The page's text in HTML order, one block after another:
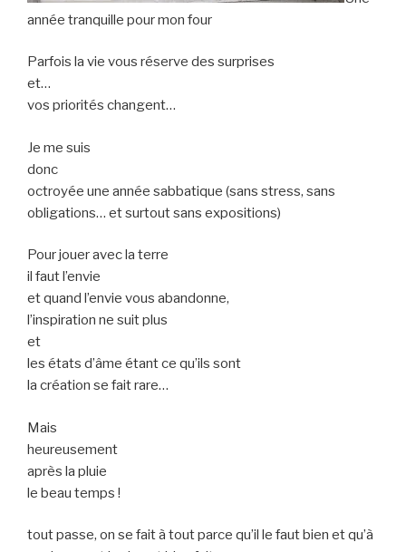
année tranquille pour mon four
Parfois la vie vous réserve des surprises
et…
vos priorités changent…
Je me suis
donc
octroyée une année sabbatique (sans stress, sans
obligations… et surtout sans expositions)
Pour jouer avec la terre
il faut l’envie
et quand l’envie vous abandonne,
l’inspiration ne suit plus
et
les états d’âme étant ce qu’ils sont
la création se fait rare…
Mais
heureusement
après la pluie
le beau temps !
tout passe, on se fait à tout parce qu’il le faut bien et qu’à